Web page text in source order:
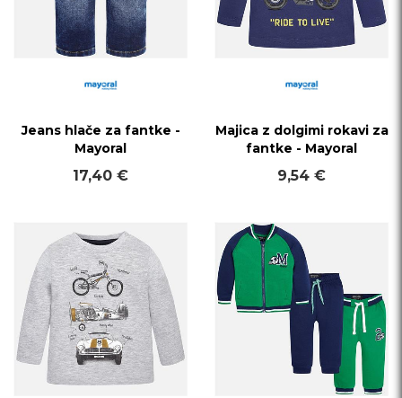
Jeans hlače za fantke -
Mayoral
17,40 €
Majica z dolgimi rokavi za
fantke - Mayoral
9,54 €